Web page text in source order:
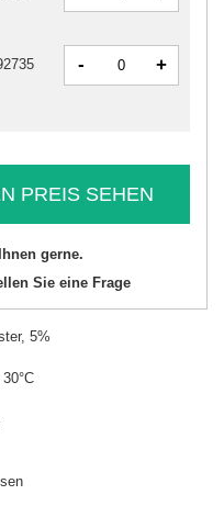
- +
PREIS SEHEN
gerne.
Sie eine Frage
5%